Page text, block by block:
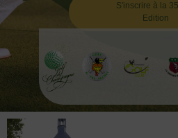
S'inscrire à la
Edition